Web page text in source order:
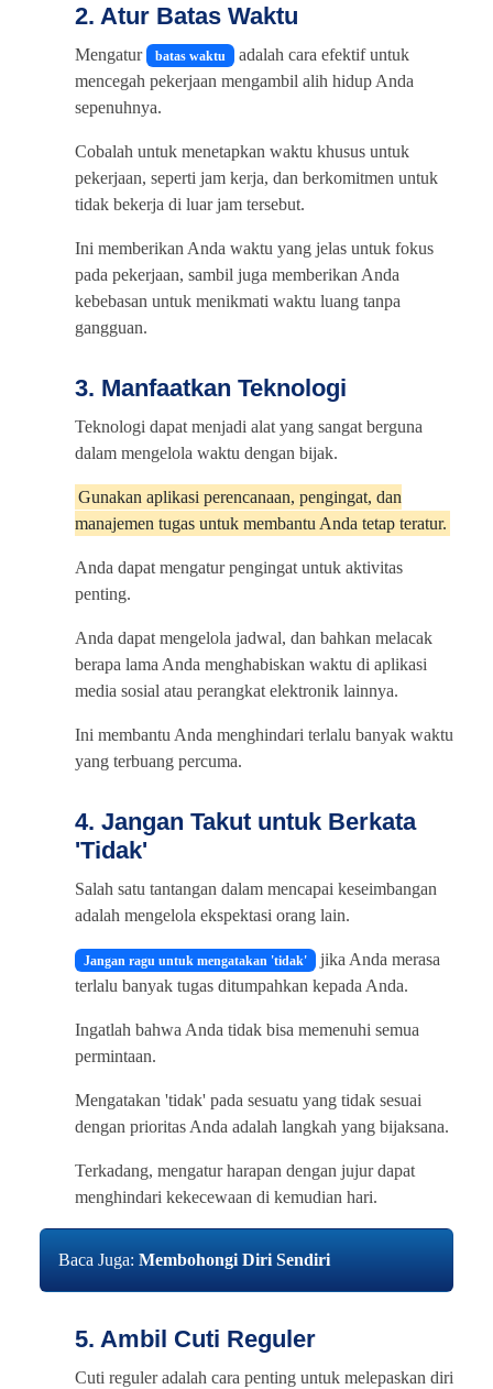
2. Atur Batas Waktu
Mengatur batas waktu
adalah cara efektif untuk
mencegah pekerjaan mengambil alih hidup Anda
sepenuhnya.
Cobalah untuk menetapkan waktu khusus untuk
pekerjaan, seperti jam kerja, dan berkomitmen untuk
tidak bekerja di luar jam tersebut.
Ini memberikan Anda waktu yang jelas untuk fokus
pada pekerjaan, sambil juga memberikan Anda
kebebasan untuk menikmati waktu luang tanpa
gangguan.
3. Manfaatkan Teknologi
Teknologi dapat menjadi alat yang sangat berguna
dalam mengelola waktu dengan bijak.
Gunakan aplikasi perencanaan, pengingat, dan
manajemen tugas untuk membantu Anda tetap teratur.
Anda dapat mengatur pengingat untuk aktivitas
penting.
Anda dapat mengelola jadwal, dan bahkan melacak
berapa lama Anda menghabiskan waktu di aplikasi
media sosial atau perangkat elektronik lainnya.
Ini membantu Anda menghindari terlalu banyak waktu
yang terbuang percuma.
4. Jangan Takut untuk Berkata
'Tidak'
Salah satu tantangan dalam mencapai keseimbangan
adalah mengelola ekspektasi orang lain.
Jangan ragu untuk mengatakan 'tidak' jika Anda merasa
terlalu banyak tugas ditumpahkan kepada Anda.
Ingatlah bahwa Anda tidak bisa memenuhi semua
permintaan.
Mengatakan 'tidak' pada sesuatu yang tidak sesuai
dengan prioritas Anda adalah langkah yang bijaksana.
Terkadang, mengatur harapan dengan jujur dapat
menghindari kekecewaan di kemudian hari.
Baca Juga: Membohongi Diri Sendiri
5. Ambil Cuti Reguler
Cuti reguler adalah cara penting untuk melepaskan diri